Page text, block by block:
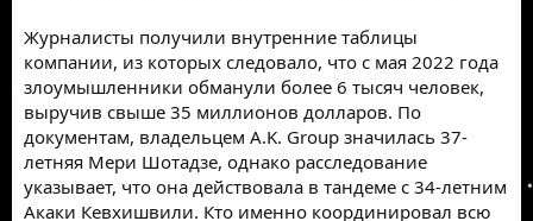
Журналисты получили внутренние таблицы
компании, из которых следовало, что с мая 2022 года
злоумышленники обманули более 6 тысяч человек,
выручив свыше 35 миллионов долларов. По
документам, владельцем A.K. Group значилась 37-
летняя Мери Шотадзе, однако расследование
указывает, что она действовала в тандеме с 34-летним
Акаки Кевхишвили. Кто именно координировал всю